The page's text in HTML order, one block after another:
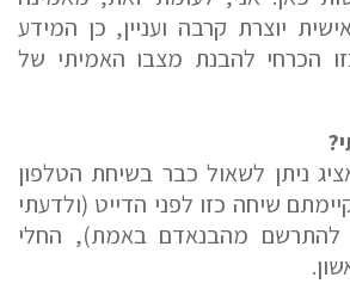
יוצרת קרבה ועניין, כן המידע
הכרחי להבנת מצבו האמיתי של
ניתן לשאול כבר בשיחת הטלפון
שיחה כזו לפני הדייט (ולדעתי
להתרשם מהבנאדם באמת), החלי